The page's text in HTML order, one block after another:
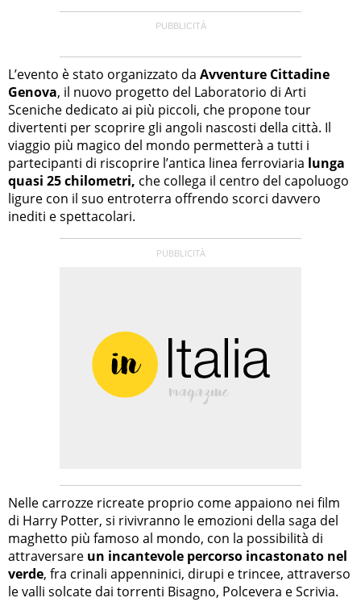
L’evento è stato organizzato da Avventure Cittadine
Genova, il nuovo progetto del Laboratorio di Arti
Sceniche dedicato ai più piccoli, che propone tour
divertenti per scoprire gli angoli nascosti della città. Il
viaggio più magico del mondo permetterà a tutti i
partecipanti di riscoprire l’antica linea ferroviaria lunga
quasi 25 chilometri, che collega il centro del capoluogo
ligure con il suo entroterra offrendo scorci davvero
inediti e spettacolari.
Nelle carrozze ricreate proprio come appaiono nei film
di Harry Potter, si rivivranno le emozioni della saga del
maghetto più famoso al mondo, con la possibilità di
attraversare un incantevole percorso incastonato nel
verde, fra crinali appenninici, dirupi e trincee, attraverso
le valli solcate dai torrenti Bisagno, Polcevera e Scrivia.